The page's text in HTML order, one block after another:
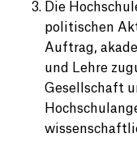
Die
politischen
Auftrag,
und Lehre
Gesellschaft